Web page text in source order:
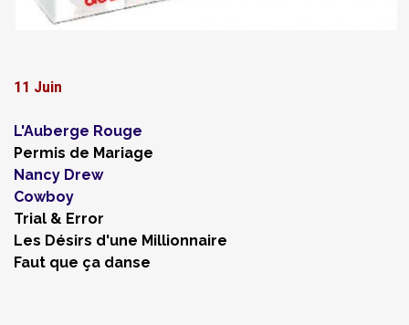
11 Juin
L'Auberge Rouge
Permis de Mariage
Nancy Drew
Cowboy
Trial & Error
Les Désirs d'une Millionnaire
Faut que ça danse